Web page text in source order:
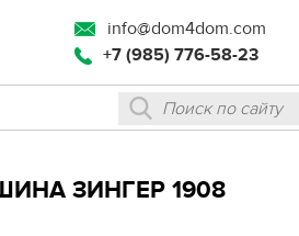
info@dom4dom.com
+7 (985) 776-58-23
ЗИНГЕР 1908